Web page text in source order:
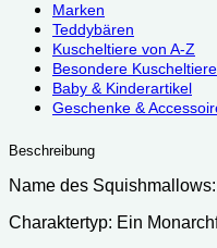
Marken
Teddybären
Kuscheltiere von A-Z
Besondere Kuscheltiere
Baby & Kinderartikel
Geschenke &
Beschreibung
Name des
Charaktertyp: Ein